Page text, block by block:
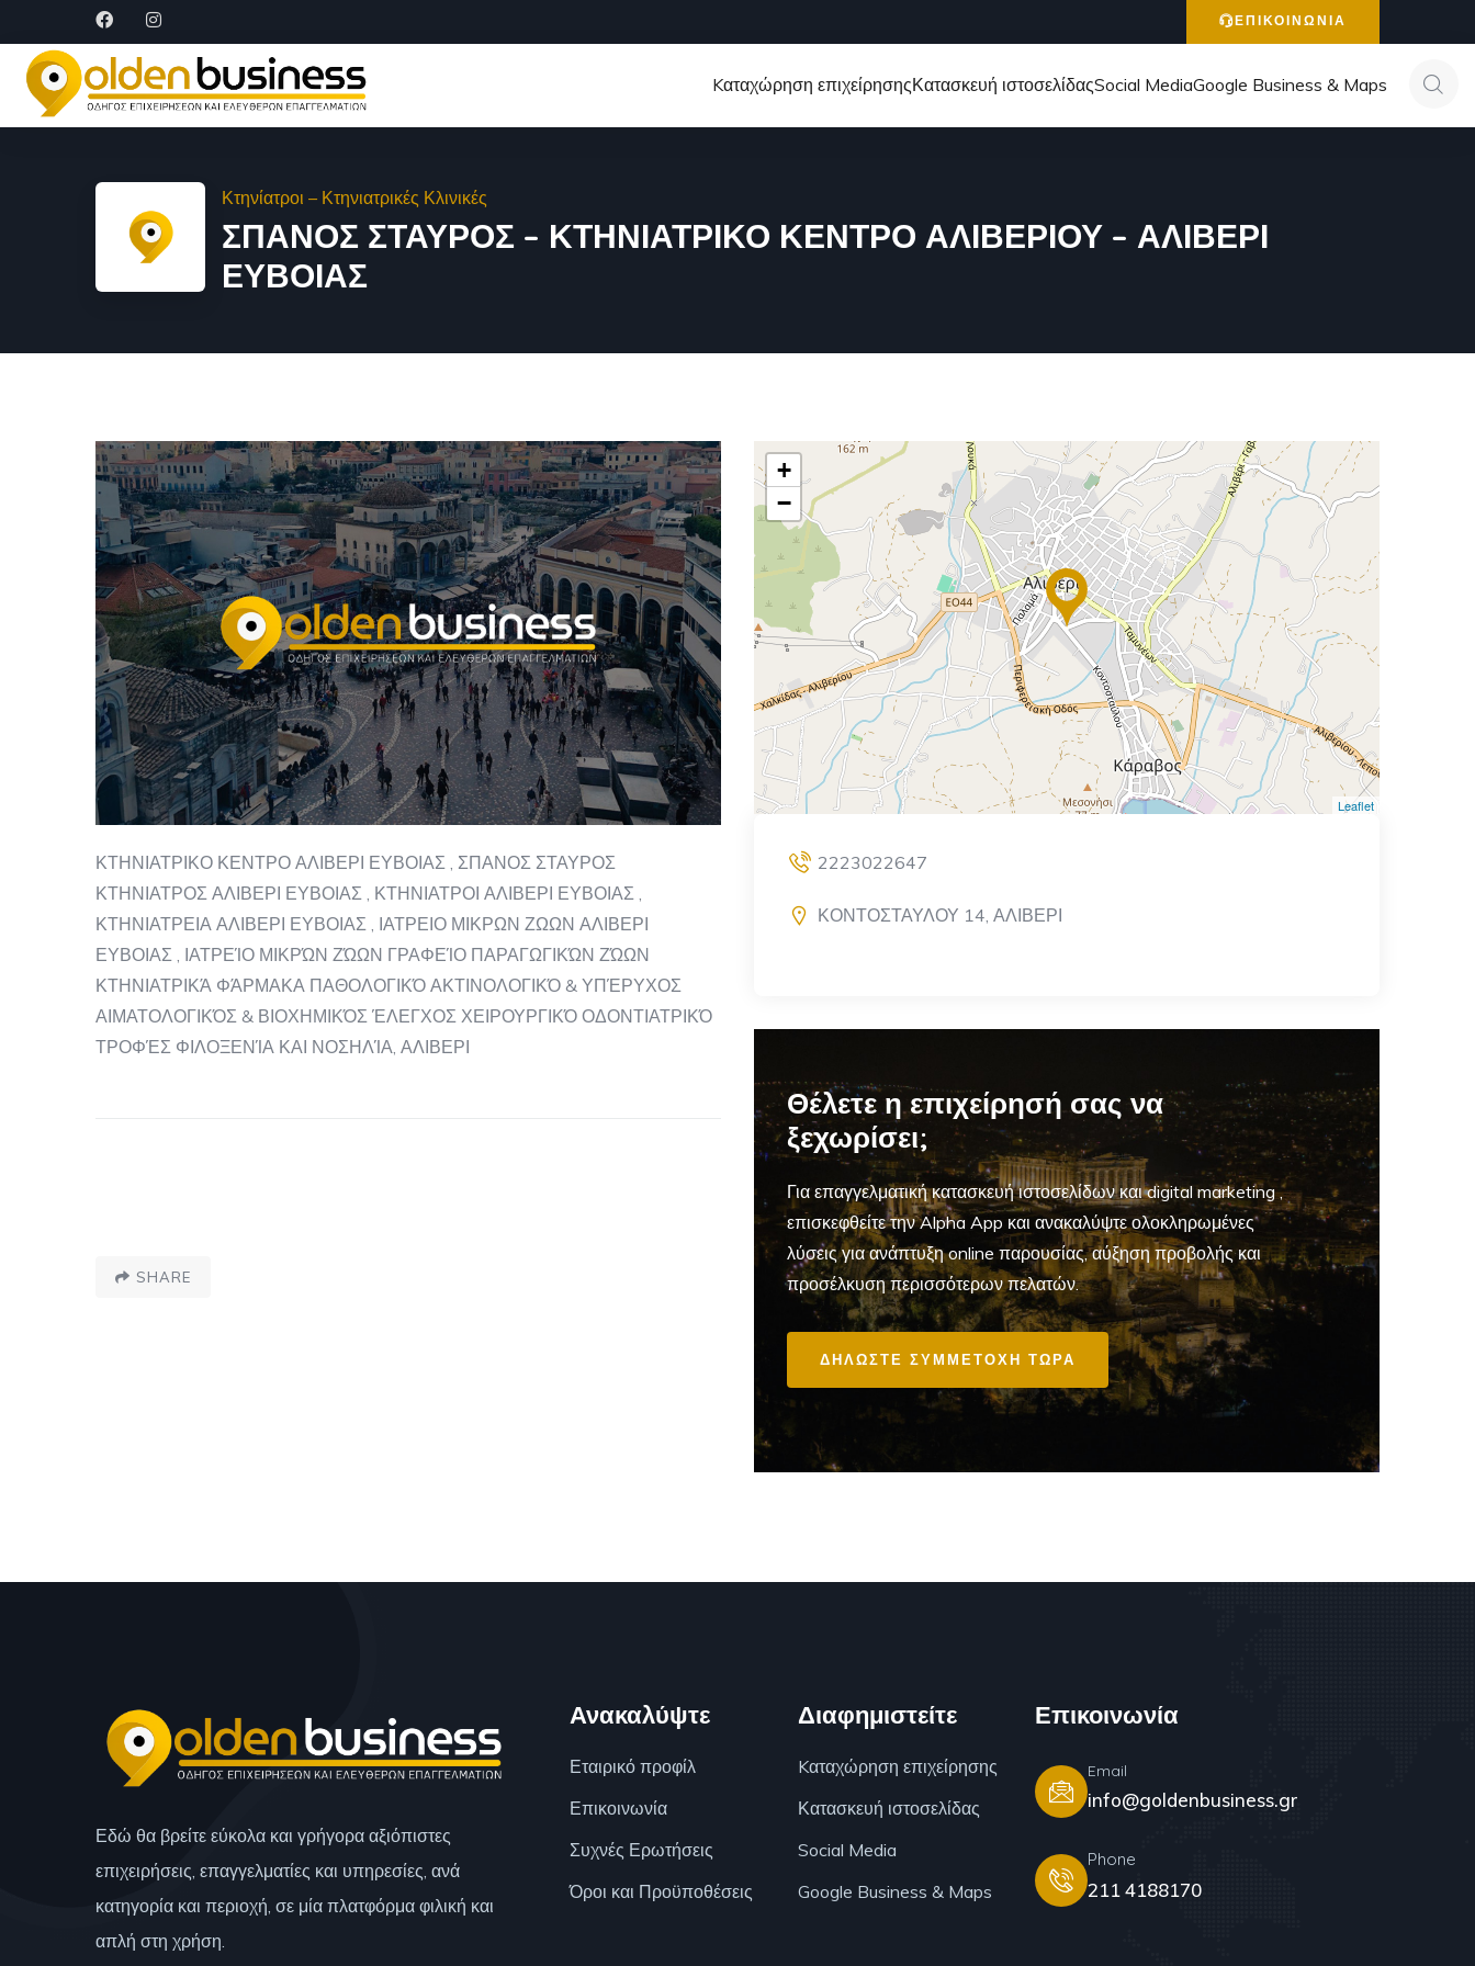
ΕΠΙΚΟΙΝΩΝΙΑ
Kαταχώρηση επιχείρησηςΚατασκευή ιστοσελίδαςSocial MediaGoogle Business & Maps
Κτηνίατροι – Κτηνιατρικές Κλινικές
ΣΠΑΝΟΣ ΣΤΑΥΡΟΣ – ΚΤΗΝΙΑΤΡΙΚΟ ΚΕΝΤΡΟ ΑΛΙΒΕΡΙΟΥ – ΑΛΙΒΕΡΙ
ΕΥΒΟΙΑΣ
ΚΤΗΝΙΑΤΡΙΚΟ ΚΕΝΤΡΟ ΑΛΙΒΕΡΙ ΕΥΒΟΙΑΣ , ΣΠΑΝΟΣ ΣΤΑΥΡΟΣ
ΚΤΗΝΙΑΤΡΟΣ ΑΛΙΒΕΡΙ ΕΥΒΟΙΑΣ , ΚΤΗΝΙΑΤΡΟΙ ΑΛΙΒΕΡΙ ΕΥΒΟΙΑΣ ,
ΚΤΗΝΙΑΤΡΕΙΑ ΑΛΙΒΕΡΙ ΕΥΒΟΙΑΣ , ΙΑΤΡΕΙΟ ΜΙΚΡΩΝ ΖΩΩΝ ΑΛΙΒΕΡΙ
ΕΥΒΟΙΑΣ , ΙΑΤΡΕΊΟ ΜΙΚΡΏΝ ΖΏΩΝ ΓΡΑΦΕΊΟ ΠΑΡΑΓΩΓΙΚΏΝ ΖΏΩΝ
ΚΤΗΝΙΑΤΡΙΚΆ ΦΆΡΜΑΚΑ ΠΑΘΟΛΟΓΙΚΌ ΑΚΤΙΝΟΛΟΓΙΚΌ & ΥΠΈΡΥΧΟΣ
ΑΙΜΑΤΟΛΟΓΙΚΌΣ & ΒΙΟΧΗΜΙΚΌΣ ΈΛΕΓΧΟΣ ΧΕΙΡΟΥΡΓΙΚΌ ΟΔΟΝΤΙΑΤΡΙΚΌ
ΤΡΟΦΈΣ ΦΙΛΟΞΕΝΊΑ ΚΑΙ ΝΟΣΗΛΊΑ, ΑΛΙΒΕΡΙ
SHARE
+
−
Leaflet
2223022647
ΚΟΝΤΟΣΤΑΥΛΟΥ 14, ΑΛΙΒΕΡΙ
Θέλετε η επιχείρησή σας να
ξεχωρίσει;
Για επαγγελματικήκατασκευή ιστοσελίδων και digital marketing,
επισκεφθείτε την Alpha App και ανακαλύψτε ολοκληρωμένες
λύσεις για ανάπτυξη online παρουσίας, αύξηση προβολής και
προσέλκυση περισσότερων πελατών.
ΔΗΛΩΣΤΕ ΣΥΜΜΕΤΟΧΗ ΤΩΡΑ
Εδώ θα βρείτε εύκολα και γρήγορα αξιόπιστες
επιχειρήσεις, επαγγελματίες και υπηρεσίες, ανά
κατηγορία και περιοχή, σε μία πλατφόρμα φιλική και
απλή στη χρήση.
Ανακαλύψτε
Εταιρικό προφίλ
Επικοινωνία
Συχνές Ερωτήσεις
Όροι και Προϋποθέσεις
Διαφημιστείτε
Kαταχώρηση επιχείρησης
Κατασκευή ιστοσελίδας
Social Media
Google Business & Maps
Επικοινωνία
Email
info@goldenbusiness.gr
Phone
211 4188170